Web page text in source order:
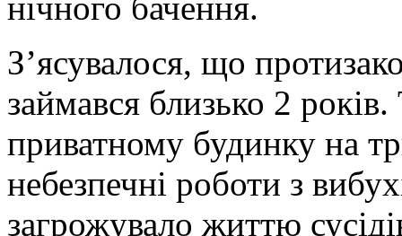
З’ясувалося, що
займався близько 2
приватному будинку на
небезпечні роботи з
загрожувало життю